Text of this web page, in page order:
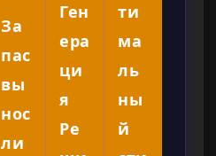
За
пас
вы
нос
ли
Ген
ера
ци
я
Ре
ти
ма
ль
ны
й